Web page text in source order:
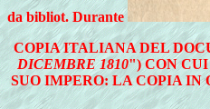
da bibliot. Durante
COPIA ITALIANA DEL
DICEMBRE 1810") CON
SUO IMPERO: LA COPIA